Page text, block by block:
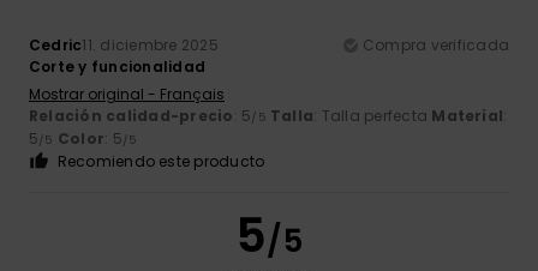
Cedric11. diciembre 2025
Compra verificada
Corte y funcionalidad
Mostrar original - Français
Relación calidad-precio: 5/5 Talla: Talla perfecta Material:
5/5 Color: 5/5
Recomiendo este producto
5/5